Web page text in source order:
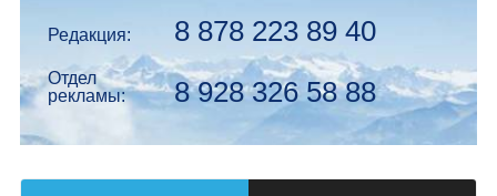
Редакция: 8 878 223 89 40
Отдел
рекламы:
8 928 326 58 88